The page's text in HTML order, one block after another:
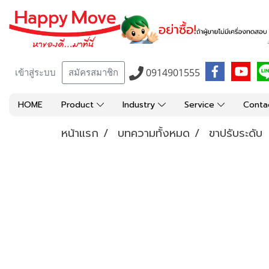
เข้าสู่ระบบ สมัครสมาชิก 0914901555
HOME Product Industry Service
หน้าแรก บทความทั้งหมด ขาปรับระดับ